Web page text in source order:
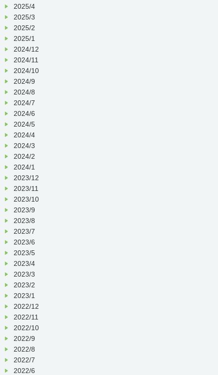
2025/4
2025/3
2025/2
2025/1
2024/12
2024/11
2024/10
2024/9
2024/8
2024/7
2024/6
2024/5
2024/4
2024/3
2024/2
2024/1
2023/12
2023/11
2023/10
2023/9
2023/8
2023/7
2023/6
2023/5
2023/4
2023/3
2023/2
2023/1
2022/12
2022/11
2022/10
2022/9
2022/8
2022/7
2022/6